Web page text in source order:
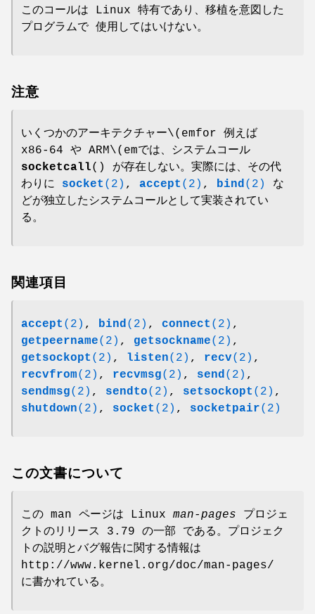
このコールは Linux 特有であり、移植を意図した
プログラムで 使用してはいけない。
注意
いくつかのアーキテクチャー\(emfor 例えば
x86-64 や ARM\(emでは、システムコール
socketcall() が存在しない。実際には、その代
わりに socket (2) , accept (2) , bind(2)
な
どが独立したシステムコールとして実装されてい
る。
関連項目
accept (2) , bind(2) , connect (2) ,
getpeername(2) , getsockname(2) ,
getsockopt (2) , listen(2) , recv(2) ,
recvfrom(2) , recvmsg(2) , send(2) ,
sendmsg(2) , sendto(2) , setsockopt (2) ,
shutdown(2) , socket (2) , socketpair(2)
この文書について
この man ページは Linux man-pages プロジェ
クトのリリース 3.79 の一部 である。プロジェク
トの説明とバグ報告に関する情報は
http://www.kernel.org/doc/man-pages/
に書かれている。